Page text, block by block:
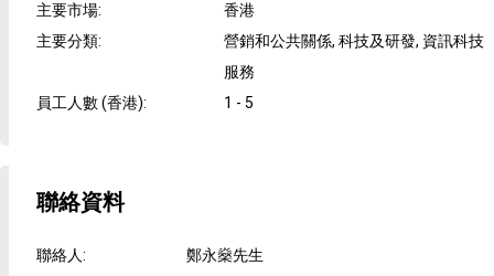
主要市場:
香港
主要分類:
營銷和公共關係, 科技及研發, 資訊科技
服務
員工人數 (香港): 1 - 5
聯絡資料
聯絡人:
鄭永燊先生